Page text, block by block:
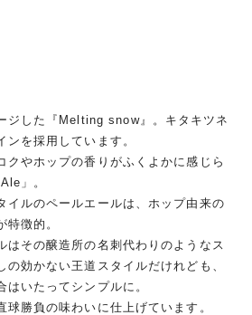
ジした『Melting snow』。キタキツネ
を採用しています。
クやホップの香りがふくよかに感じら
」。
イルのペールエールは、ホップ由来の
徴的。
はその醸造所の名刺代わりのようなス
の効かない王道スタイルだけれども、
いたってシンプルに。
球勝負の味わいに仕上げています。